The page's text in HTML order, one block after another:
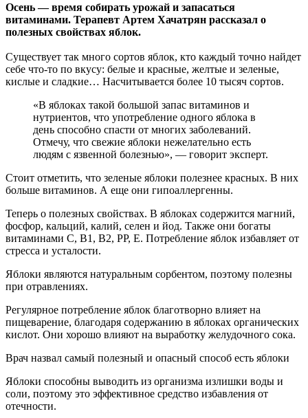
Осень — время собирать урожай и запасаться
витаминами. Терапевт Артем Хачатрян рассказал о
полезных свойствах яблок.
Существует так много сортов яблок, кто каждый точно найдет
себе что-то по вкусу: белые и красные, желтые и зеленые,
кислые и сладкие… Насчитывается более 10 тысяч сортов.
«В яблоках такой большой запас витаминов и
нутриентов, что употребление одного яблока в
день способно спасти от многих заболеваний.
Отмечу, что свежие яблоки нежелательно есть
людям с язвенной болезнью», — говорит эксперт.
Стоит отметить, что зеленые яблоки полезнее красных. В них
больше витаминов. А еще они гипоаллергенны.
Теперь о полезных свойствах. В яблоках содержится магний,
фосфор, кальций, калий, селен и йод. Также они богаты
витаминами С, В1, В2, РР, Е. Потребление яблок избавляет от
стресса и усталости.
Яблоки являются натуральным сорбентом, поэтому полезны
при отравлениях.
Регулярное потребление яблок благотворно влияет на
пищеварение, благодаря содержанию в яблоках органических
кислот. Они хорошо влияют на выработку желудочного сока.
Врач назвал самый полезный и опасный способ есть яблоки
Яблоки способны выводить из организма излишки воды и
соли, поэтому это эффективное средство избавления от
отечности.